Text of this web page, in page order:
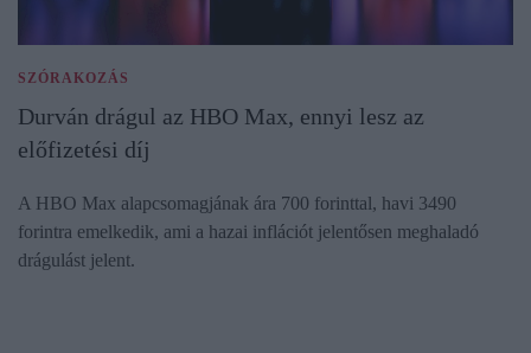
SZÓRAKOZÁS
Durván drágul az HBO Max, ennyi lesz az
előfizetési díj
A HBO Max alapcsomagjának ára 700 forinttal, havi 3490
forintra emelkedik, ami a hazai inflációt jelentősen meghaladó
drágulást jelent.